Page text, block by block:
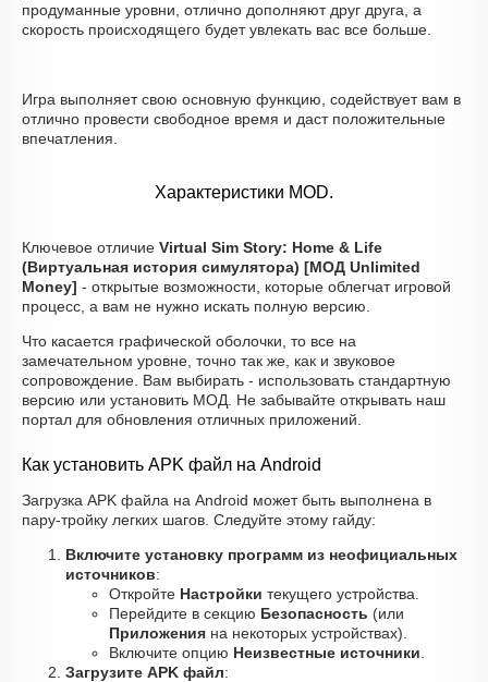
продуманные уровни, отлично дополняют друг друга, а
скорость происходящего будет увлекать вас все больше.
Игра выполняет свою основную функцию, содействует вам в
отлично провести свободное время и даст положительные
впечатления.
Характеристики MOD.
Ключевое отличие Virtual Sim Story: Home & Life
(Виртуальная история симулятора) [МОД Unlimited
Money] - открытые возможности, которые облегчат игровой
процесс, а вам не нужно искать полную версию.
Что касается графической оболочки, то все на
замечательном уровне, точно так же, как и звуковое
сопровождение. Вам выбирать - использовать стандартную
версию или установить МОД. Не забывайте открывать наш
портал для обновления отличных приложений.
Как установить APK файл на Android
Загрузка APK файла на Android может быть выполнена в
пару-тройку легких шагов. Следуйте этому гайду:
Включите установку программ из неофициальных
источников:
Откройте Настройки текущего устройства.
Перейдите в секцию Безопасность (или
Приложения на некоторых устройствах).
Включите опцию Неизвестные источники
Загрузите APK файл: